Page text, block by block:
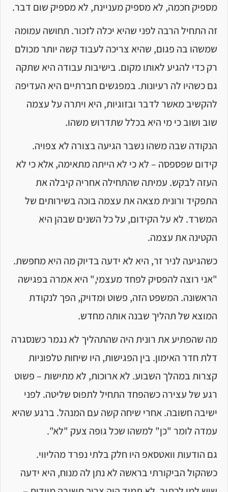
מספיק חכמה, לא מספיק מעניינת, לא מספיק שום דבר.
זה התחיל הרבה לפני שהיא יכלה לזכור. תחושה עמומה
שמשהו בה פגום, שהיא צריכה לעבוד קשה יותר מכולם
רק כדי להגיע לאותו מקום. בישיבות עבודה היא שתקה
גם כשהיו לה רעיונות. במפגשים חברתיים היא העדיפה
להקשיב מאשר לדבר ובזוגיות, היא ויתרה על עצמה
שוב ושוב כי מי היא בכלל שתדרוש משהו.
הנקודה שבה משהו נשבר הגיעה בצורה לא צפויה.
קידום שפספסה – לא כי לא הייתה מתאימה, אלא כי לא
העזה לבקש. עמיתה שהתחילה אחריה קיבלה את
התפקיד ורונית מצאה את עצמה בוכה בשירותים של
המשרד. לא על הקידום, על כל השנים שבהן היא
הקטינה את עצמה.
כשהגיעה לניר זר, היא לא ידעה בדיוק מה היא מחפשת.
"אני רוצה להפסיק לפחד מעצמי," היא אמרה בפגישה
הראשונה. המשפט הזה, פשוט ומדויק, הפך לנקודת
המוצא של תהליך שבנה אותה מחדש.
מה שהפתיע את רונית היה שהתהליך לא נגמר כשנסגרה
דלת חדר האימון. בין הפגישות, היו שיחות טלפוניות
קצרות במהלך השבוע. לא ארוכות, לא מתישות – פשוט
רגע של עצירה כשהפחד התחיל לתפוס שליטה. לפני
ישיבה חשובה. אחרי שיחה קשה עם המנהל. ברגע שהיא
עמדה לומר "כן" למשהו שכל גופה צעק "לא".
גם הודעות וואטסאפ היו חלק בלתי נפרד מהליווי.
כשהקול הביקורתי בראשה לא נתן לה מנוח, היא ידעה